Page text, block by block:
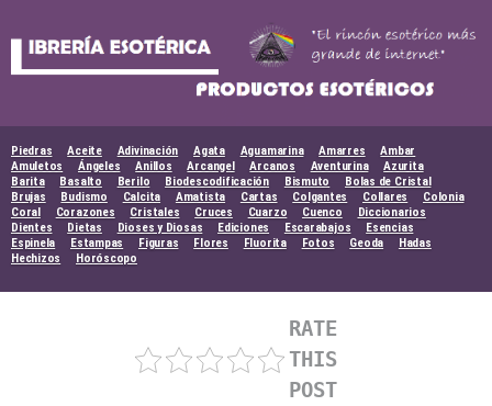
Piedras Aceite Adivinación Agata Aguamarina Amarres
Ambar
Amuletos
Ángeles Anillos Arcangel Arcanos Aventurina
Azurita
Barita
Basalto Berilo Biodescodificación Bismuto
Bolas de Cristal
Brujas
Budismo Calcita Amatista Cartas Colgantes Collares
Colonia
Coral
Corazones Cristales Cruces Cuarzo Cuenco
Diccionarios
Dientes
Dietas Dioses y Diosas Ediciones Escarabajos
Esencias
Espinela
Estampas Figuras Flores Fluorita Fotos Geoda
Hadas
Hechizos
Horóscopo
RATE
THIS
POST